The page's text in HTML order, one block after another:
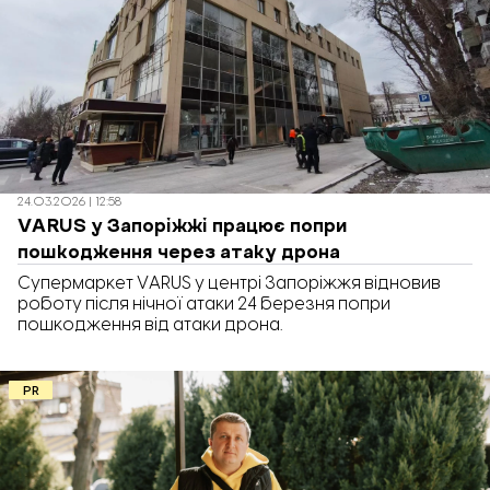
24.03.2026 | 12:58
VARUS у Запоріжжі працює попри
пошкодження через атаку дрона
Супермаркет VARUS у центрі Запоріжжя відновив
роботу після нічної атаки 24 березня попри
пошкодження від атаки дрона.
PR